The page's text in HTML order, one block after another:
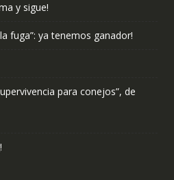
y sigue!
fuga”: ya tenemos ganador!
para conejos”, de